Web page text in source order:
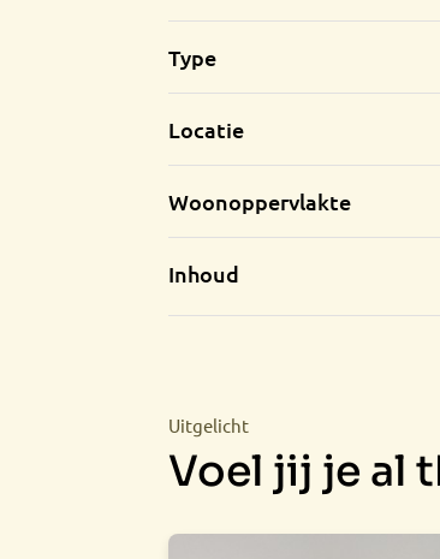
Type
Locatie
Woonoppervlakte
Inhoud
Uitgelicht
Voel jij je al